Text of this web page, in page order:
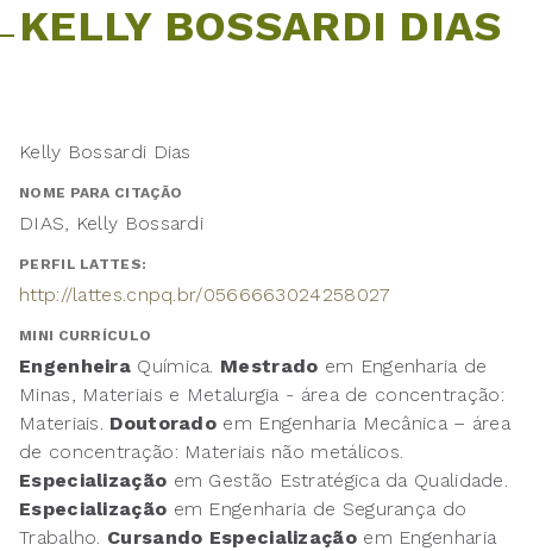
KELLY BOSSARDI DIAS
Kelly Bossardi Dias
NOME PARA CITAÇÃO
DIAS, Kelly Bossardi
PERFIL LATTES:
http://lattes.cnpq.br/0566663024258027
MINI CURRÍCULO
Engenheira Química. Mestrado em Engenharia de
Minas, Materiais e Metalurgia - área de concentração:
Materiais. Doutorado em Engenharia Mecânica – área
de concentração: Materiais não metálicos.
Especialização em Gestão Estratégica da Qualidade.
Especialização em Engenharia de Segurança do
Trabalho. Cursando Especializaçãoem Engenharia